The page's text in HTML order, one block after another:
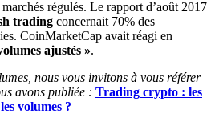
régulés. Le rapport d’août 2017
trading concernait 70% des
CoinMarketCap avait réagi en
ajustés ».
nous vous invitons à vous référer
avons publiée : Trading crypto : les
volumes ?